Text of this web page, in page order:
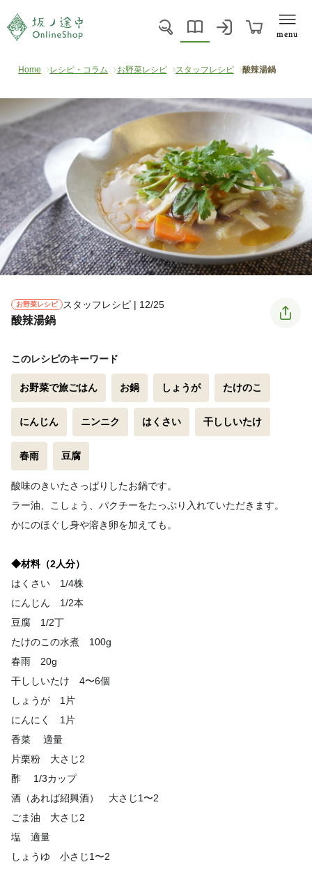
menu
Home レシピ・コラム お野菜レシピ スタッフレシピ 酸辣湯鍋
お野菜レシピ スタッフレシピ | 12/25
酸辣湯鍋
このレシピのキーワード
お野菜で旅ごはん お鍋 しょうが たけのこ
にんじん ニンニク はくさい 干ししいたけ
春雨 豆腐
酸味のきいたさっぱりしたお鍋です。
ラー油、こしょう、パクチーをたっぷり入れていただきます。
かにのほぐし身や溶き卵を加えても。
◆材料（2人分）
はくさい 1/4株
にんじん 1/2本
豆腐 1/2丁
たけのこの水煮 100g
春雨 20g
干ししいたけ 4〜6個
しょうが 1片
にんにく 1片
香菜 適量
片栗粉 大さじ2
酢 1/3カップ
酒（あれば紹興酒） 大さじ1〜2
ごま油 大さじ2
塩 適量
しょうゆ 小さじ1〜2